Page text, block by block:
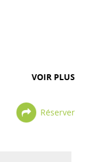
VOIR PLUS
Réserver